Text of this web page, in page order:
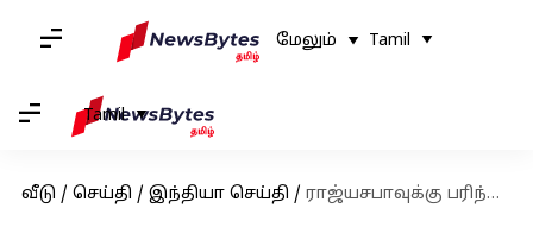
மேலும் Tamil
Tamil
வீடு / செய்தி / இந்தியா செய்தி / ராஜ்யசபாவுக்கு பரிந்துரைக்கப்பட்ட சுதா மூர்த்தி: பிரதமர் மோடி அறிவிப்பு